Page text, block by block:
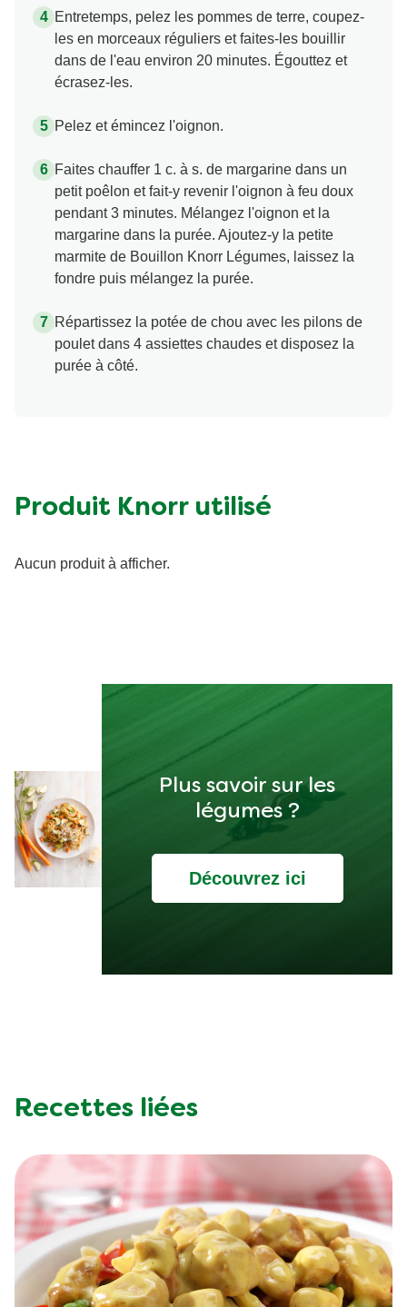
Entretemps, pelez les pommes de terre, coupez-
les en morceaux réguliers et faites-les bouillir
dans de l'eau environ 20 minutes. Égouttez et
écrasez-les.
Pelez et émincez l'oignon.
Faites chauffer 1 c. à s. de margarine dans un
petit poêlon et fait-y revenir l'oignon à feu doux
pendant 3 minutes. Mélangez l'oignon et la
margarine dans la purée. Ajoutez-y la petite
marmite de Bouillon Knorr Légumes, laissez la
fondre puis mélangez la purée.
Répartissez la potée de chou avec les pilons de
poulet dans 4 assiettes chaudes et disposez la
purée à côté.
Produit Knorr utilisé
Aucun produit à afficher.
Plus savoir sur les
légumes ?
Découvrez ici
Recettes liées